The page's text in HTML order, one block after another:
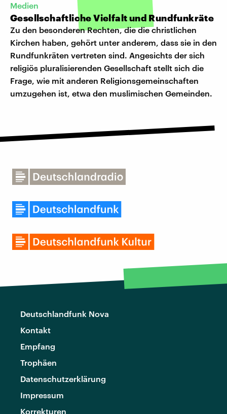
Medien
Gesellschaftliche Vielfalt und Rundfunkräte
Zu den besonderen Rechten, die die christlichen
Kirchen haben, gehört unter anderem, dass sie in den
Rundfunkräten vertreten sind. Angesichts der sich
religiös pluralisierenden Gesellschaft stellt sich die
Frage, wie mit anderen Religionsgemeinschaften
umzugehen ist, etwa den muslimischen Gemeinden.
Deutschlandfunk Nova
Kontakt
Empfang
Trophäen
Datenschutzerklärung
Impressum
Korrekturen